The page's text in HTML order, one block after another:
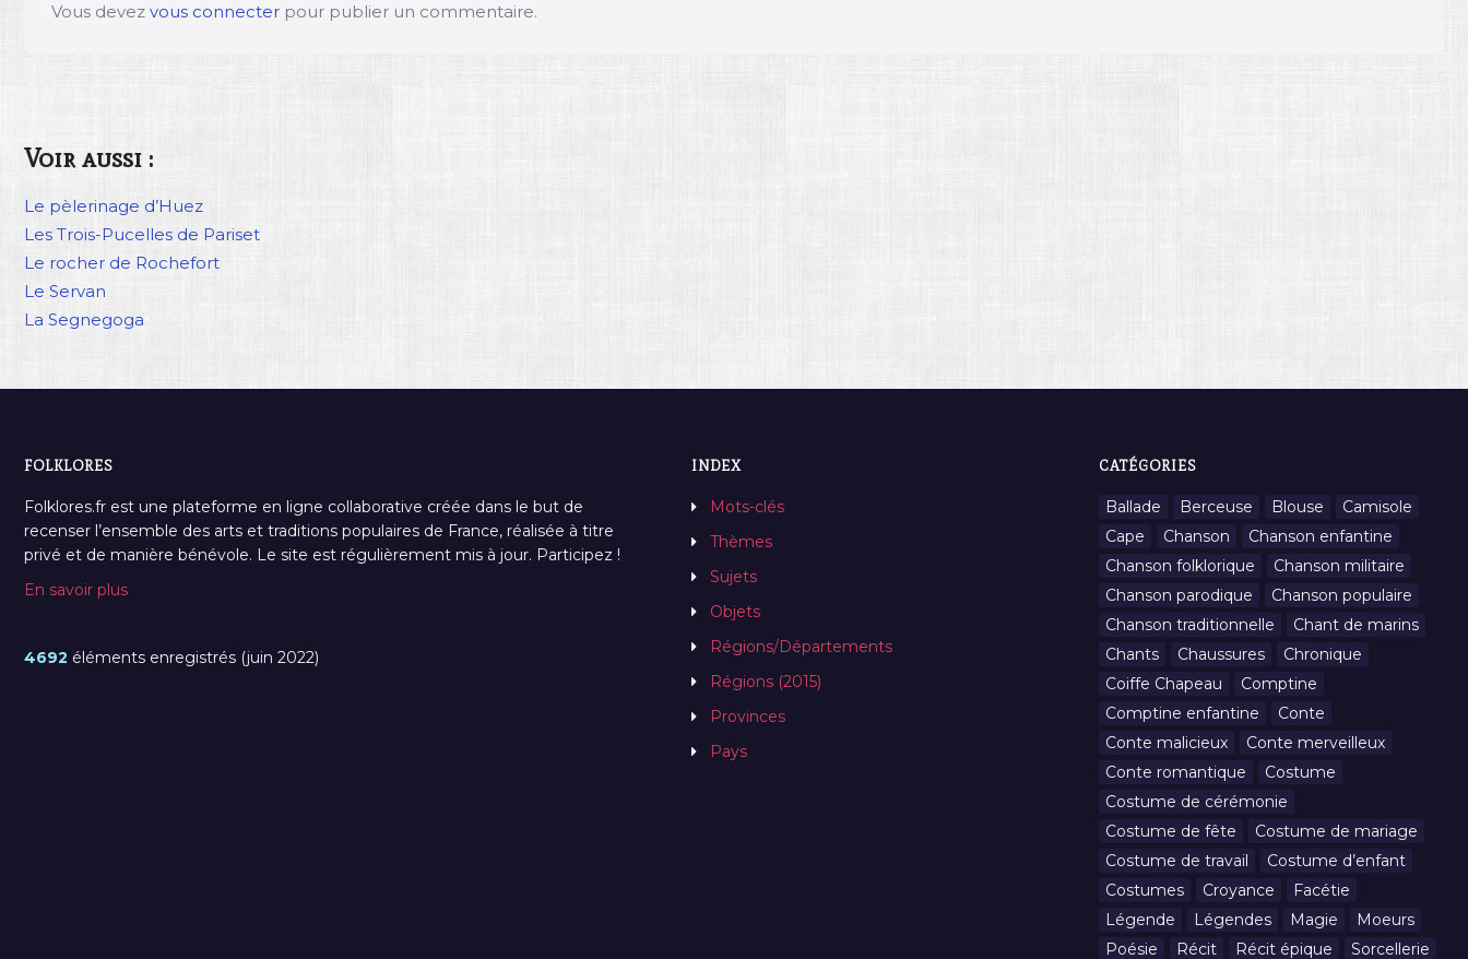
Vous devez vous connecter pour publier un commentaire.
Voir aussi :
Le pèlerinage d’Huez
Les Trois-Pucelles de Pariset
Le rocher de Rochefort
Le Servan
La Segnegoga
FOLKLORES
Folklores.fr est une plateforme en ligne collaborative créée dans le but de
recenser l’ensemble des arts et traditions populaires de France, réalisée à titre
privé et de manière bénévole. Le site est régulièrement mis à jour. Participez !
En savoir plus
4692 éléments enregistrés (juin 2022)
INDEX
Mots-clés
Thèmes
Sujets
Objets
Régions/Départements
Régions (2015)
Provinces
Pays
CATÉGORIES
Ballade Berceuse Blouse
Camisole
Cape
Chanson
Chanson enfantine
Chanson folklorique
Chanson militaire
Chanson parodique
Chanson populaire
Chanson traditionnelle
Chant de marins
Chants
Chaussures
Chronique
Coiffe Chapeau
Comptine
Comptine enfantine
Conte
Conte malicieux
Conte merveilleux
Conte romantique
Costume
Costume de cérémonie
Costume de fête
Costume de mariage
Costume de travail
Costume d’enfant
Costumes
Croyance
Facétie
Légende
Légendes Magie
Moeurs
Poésie
Récit Récit épique Sorcellerie